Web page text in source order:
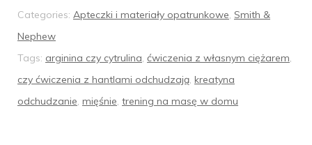
Categories: Apteczki i materiały opatrunkowe Smith &
Nephew
Tags: arginina czy cytrulina ćwiczenia z własnym ciężarem
czy ćwiczenia z hantlami odchudzają kreatyna
odchudzanie mięśnie trening na masę w domu